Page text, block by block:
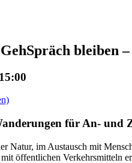
bleiben
15:00
für An- und
Natur, im Austausch mit
öffentlichen Verkehrsmitteln